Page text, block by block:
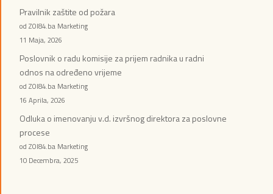
Pravilnik zaštite od požara
od ZOI84.ba Marketing
11 Maja, 2026
Poslovnik o radu komisije za prijem radnika u radni
odnos na određeno vrijeme
od ZOI84.ba Marketing
16 Aprila, 2026
Odluka o imenovanju v.d. izvršnog direktora za poslovne
procese
od ZOI84.ba Marketing
10 Decembra, 2025